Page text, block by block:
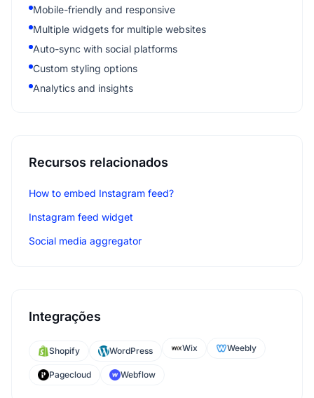
Mobile-friendly and responsive
Multiple widgets for multiple websites
Auto-sync with social platforms
Custom styling options
Analytics and insights
Recursos relacionados
How to embed Instagram feed?
Instagram feed widget
Social media aggregator
Integrações
Shopify WordPress Wix Weebly
Pagecloud Webflow